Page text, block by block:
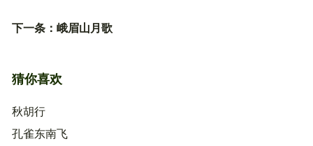
下一条： 峨眉山月歌
猜你喜欢
秋胡行
孔雀东南飞